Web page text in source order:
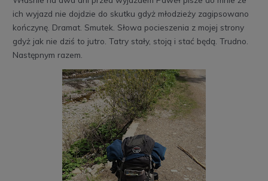
ich wyjazd nie dojdzie do skutku gdyż młodzieży zagipsowano
kończynę. Dramat. Smutek. Słowa pocieszenia z mojej strony
gdyż jak nie dziś to jutro. Tatry stały, stoją i stać będą. Trudno.
Następnym razem.